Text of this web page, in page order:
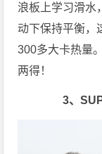
浪板上学习滑水
动下保持平衡，
300多大卡热量
两得！
3、SUP